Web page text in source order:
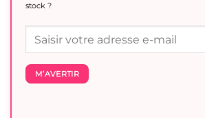
stock ?
M’AVERTIR